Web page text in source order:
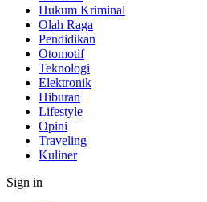
Hukum Kriminal
Olah Raga
Pendidikan
Otomotif
Teknologi
Elektronik
Hiburan
Lifestyle
Opini
Traveling
Kuliner
Sign in